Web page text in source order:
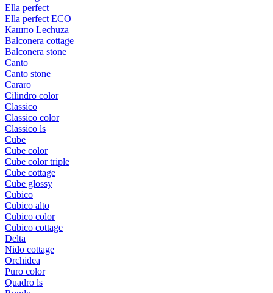
Ella perfect
Ella perfect ECO
Кашпо Lechuza
Balconera cottage
Balconera stone
Canto
Canto stone
Cararo
Cilindro color
Classico
Classico color
Classico ls
Cube
Cube color
Cube color triple
Cube cottage
Cube glossy
Cubico
Cubico alto
Cubico color
Cubico cottage
Delta
Nido cottage
Orchidea
Puro color
Quadro ls